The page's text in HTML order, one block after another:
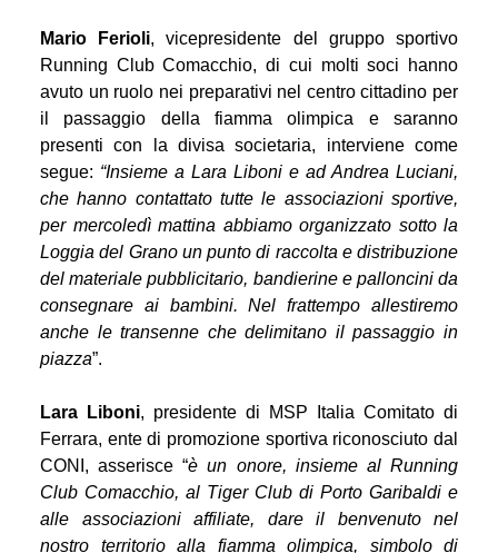
Mario Ferioli, vicepresidente del gruppo sportivo
Running Club Comacchio, di cui molti soci hanno
avuto un ruolo nei preparativi nel centro cittadino per
il passaggio della fiamma olimpica e saranno
presenti con la divisa societaria, interviene come
segue: “Insieme a Lara Liboni e ad Andrea Luciani,
che hanno contattato tutte le associazioni sportive,
per mercoledì mattina abbiamo organizzato sotto la
Loggia del Grano un punto di raccolta e distribuzione
del materiale pubblicitario, bandierine e palloncini da
consegnare ai bambini. Nel frattempo allestiremo
anche le transenne che delimitano il passaggio in
piazza”.
Lara Liboni, presidente di MSP Italia Comitato di
Ferrara, ente di promozione sportiva riconosciuto dal
CONI, asserisce “è un onore, insieme al Running
Club Comacchio, al Tiger Club di Porto Garibaldi e
alle associazioni affiliate, dare il benvenuto nel
nostro territorio alla fiamma olimpica, simbolo di